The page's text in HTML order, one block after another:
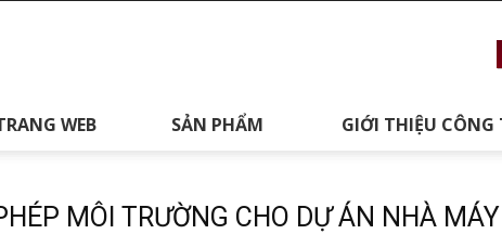
WEB SẢN PHẨM GIỚI THIỆU CÔNG
MÔI TRƯỜNG CHO DỰ ÁN NHÀ